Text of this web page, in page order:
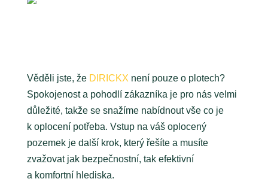
Věděli jste, že DIRICKX není pouze o plotech?
Spokojenost a pohodlí zákazníka je pro nás velmi
důležité, takže se snažíme nabídnout vše co je
k oplocení potřeba. Vstup na váš oplocený
pozemek je další krok, který řešíte a musíte
zvažovat jak bezpečnostní, tak efektivní
a komfortní hlediska.